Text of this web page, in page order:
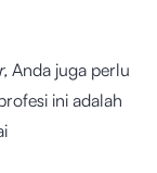
Anda juga perlu
ini adalah